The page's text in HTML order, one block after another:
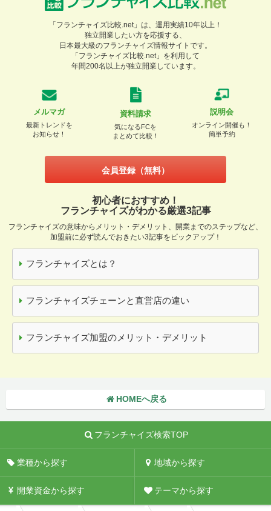
「フランチャイズ比較.net」は、運用実績10年以上！
独立開業したい方を応援する、
日本最大級のフランチャイズ情報サイトです。
「フランチャイズ比較.net」を利用して
年間200名以上が独立開業しています。
メルマガ
最新トレンドを
お知らせ！
資料請求
気になるFCを
まとめて比較！
説明会
オンライン開催も！
簡単予約
会員登録（無料）
初心者におすすめ！
フランチャイズがわかる厳選3記事
フランチャイズの意味からメリット・デメリット、開業までのステップなど、
加盟前に必ず読んでおきたい3記事をピックアップ！
フランチャイズとは？
フランチャイズチェーンと直営店の違い
フランチャイズ加盟のメリット・デメリット
HOMEへ戻る
フランチャイズ検索TOP
業種から探す 地域から探す
開業資金から探す テーマから探す